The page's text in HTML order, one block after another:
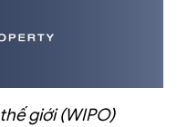
giới (WIPO)